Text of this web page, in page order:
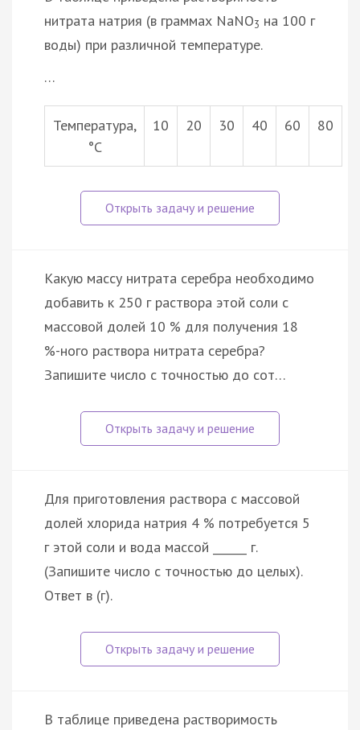
нитрата натрия (в граммах NaNO3 на 100 г
воды) при различной температуре.
…
Температура,
°С
10 20 30 40 60 80
Какую массу нитрата серебра необходимо
добавить к 250 г раствора этой соли с
массовой долей 10 % для получения 18
%-ного раствора нитрата серебра?
Запишите число с точностью до сот…
Для приготовления раствора с массовой
долей хлорида натрия 4 % потребуется 5
г этой соли и вода массой ______ г.
(Запишите число с точностью до целых).
Ответ в (г).
В таблице приведена растворимость